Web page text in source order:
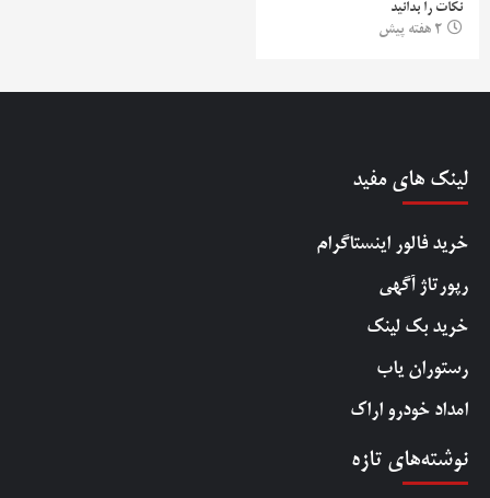
نکات را بدانید
2 هفته پیش
لینک های مفید
خرید فالور اینستاگرام
رپورتاژ آگهی
خرید بک لینک
رستوران یاب
امداد خودرو اراک
نوشته‌های تازه